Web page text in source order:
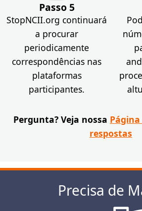
Passo 5
StopNCII.org continuará
a procurar
periodicamente
correspondências nas
plataformas
participantes.
Pergunta? Veja nossa
respostas
Precisa de